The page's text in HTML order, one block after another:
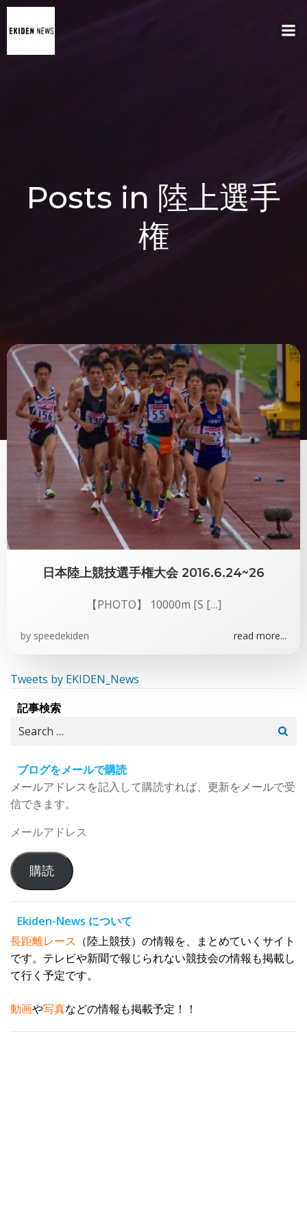
Posts in 陸上選手
権
日本陸上競技選手権大会 2016.6.24~26
【PHOTO】 10000m [S […]
by speedekiden read more...
Tweets by EKIDEN_News
記事検索
Search
ブログをメールで購読
メールアドレスを記入して購読すれば、更新をメールで受
信できます。
メ
ル
ア
ド
レ
ス
購読
Ekiden-News について
長距離レース （陸上競技）の情報を、まとめていくサイト
です。テレビや新聞で報じられない競技会の情報も掲載し
て行く予定です。
動画や写真などの情報も掲載予定！！